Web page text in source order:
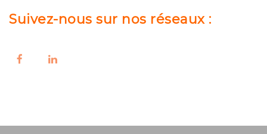
Suivez-nous sur nos réseaux :